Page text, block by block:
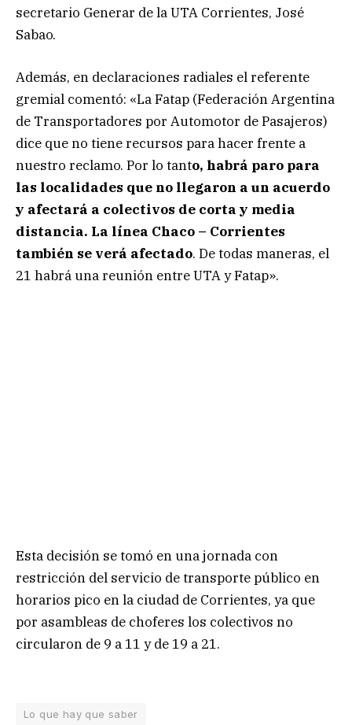
secretario Generar de la UTA Corrientes, José
Sabao.
Además, en declaraciones radiales el referente
gremial comentó: «La Fatap (Federación Argentina
de Transportadores por Automotor de Pasajeros)
dice que no tiene recursos para hacer frente a
nuestro reclamo. Por lo tanto, habrá paro para
las localidades que no llegaron a un acuerdo
y afectará a colectivos de corta y media
distancia. La línea Chaco – Corrientes
también se verá afectado. De todas maneras, el
21 habrá una reunión entre UTA y Fatap».
Esta decisión se tomó en una jornada con
restricción del servicio de transporte público en
horarios pico en la ciudad de Corrientes, ya que
por asambleas de choferes los colectivos no
circularon de 9 a 11 y de 19 a 21.
Lo que hay que saber